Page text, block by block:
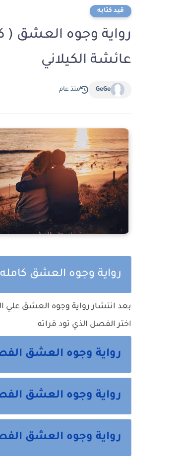
قيد كتابه
رواية وجوه العشق (
عائشة الكيلاني
GeGe منذ عام
رواية وجوه العشق
بعد انتشار رواية وجوه العشق علي
اختر الفصل الذي تود قراته
رواية وجوه العشق
رواية وجوه العشق
رواية وجوه العشق